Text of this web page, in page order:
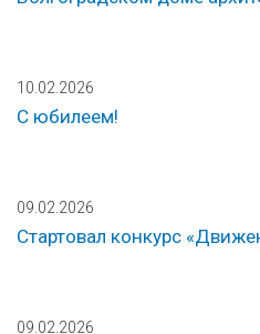
10.02.2026
С юбилеем!
09.02.2026
Стартовал конкурс
09.02.2026